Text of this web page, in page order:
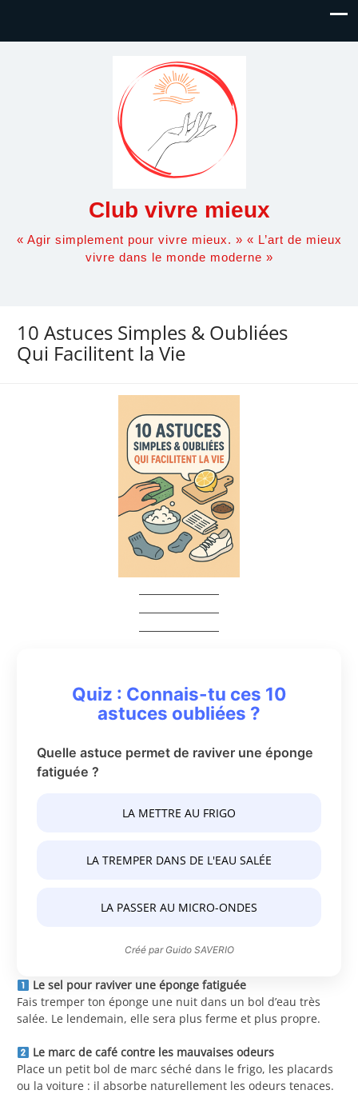
Club vivre mieux
« Agir simplement pour vivre mieux. » « L’art de mieux
vivre dans le monde moderne »
10 Astuces Simples & Oubliées
Qui Facilitent la Vie
Quiz : Connais-tu ces 10
astuces oubliées ?
Quelle astuce permet de raviver une éponge
fatiguée ?
LA METTRE AU FRIGO
LA TREMPER DANS DE L'EAU SALÉE
LA PASSER AU MICRO-ONDES
Créé par Guido SAVERIO
Le sel pour raviver une éponge fatiguée
Fais tremper ton éponge une nuit dans un bol d’eau très
salée. Le lendemain, elle sera plus ferme et plus propre.
Le marc de café contre les mauvaises odeurs
Place un petit bol de marc séché dans le frigo, les placards
ou la voiture : il absorbe naturellement les odeurs tenaces.